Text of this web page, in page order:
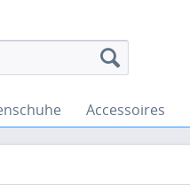
Accessoires